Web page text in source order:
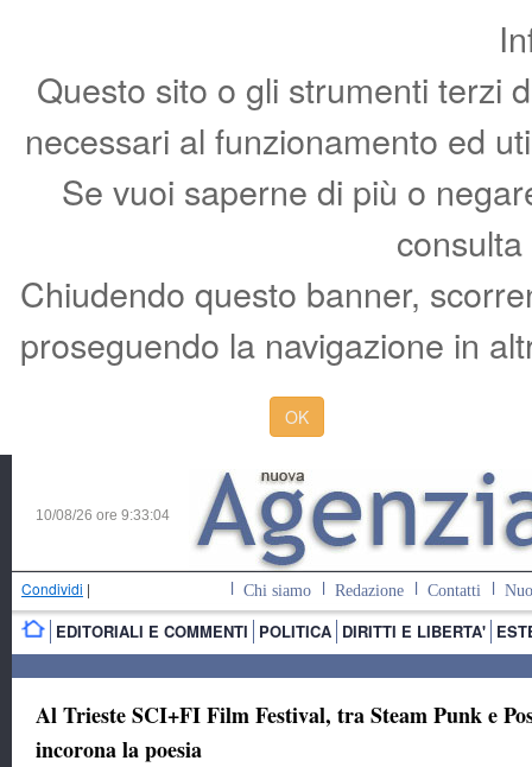
Questo sito o gli strumenti terzi
necessari al funzionamento ed
Se vuoi saperne di più o
Chiudendo questo banner,
proseguendo la navigazione in
OK
10/08/26 ore 9:33:04
Condividi | Chi siamo Redazione Contatti
EDITORIALI E COMMENTI POLITICA DIRITTI E LIBERTA'
Al Trieste SCI+FI Film Festival, tra Steam Punk e
incorona la poesia